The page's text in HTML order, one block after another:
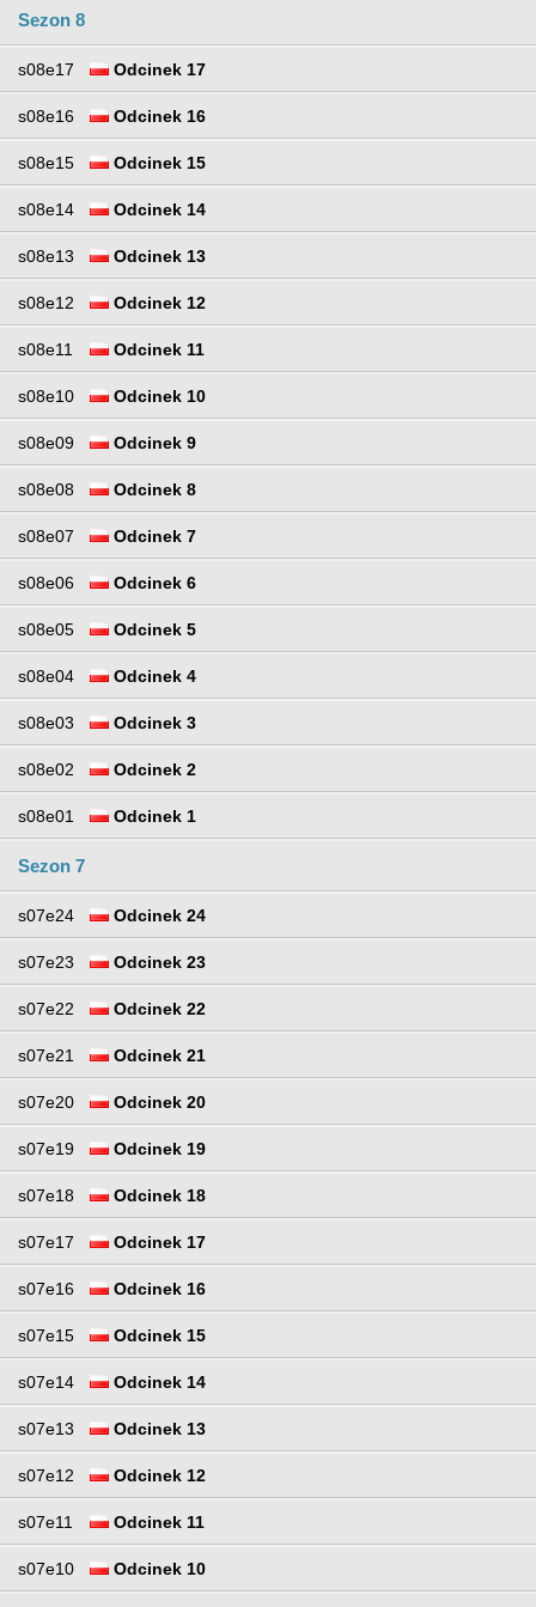
Sezon 8
s08e17 Odcinek 17
s08e16 Odcinek 16
s08e15 Odcinek 15
s08e14 Odcinek 14
s08e13 Odcinek 13
s08e12 Odcinek 12
s08e11 Odcinek 11
s08e10 Odcinek 10
s08e09 Odcinek 9
s08e08 Odcinek 8
s08e07 Odcinek 7
s08e06 Odcinek 6
s08e05 Odcinek 5
s08e04 Odcinek 4
s08e03 Odcinek 3
s08e02 Odcinek 2
s08e01 Odcinek 1
Sezon 7
s07e24 Odcinek 24
s07e23 Odcinek 23
s07e22 Odcinek 22
s07e21 Odcinek 21
s07e20 Odcinek 20
s07e19 Odcinek 19
s07e18 Odcinek 18
s07e17 Odcinek 17
s07e16 Odcinek 16
s07e15 Odcinek 15
s07e14 Odcinek 14
s07e13 Odcinek 13
s07e12 Odcinek 12
s07e11 Odcinek 11
s07e10 Odcinek 10